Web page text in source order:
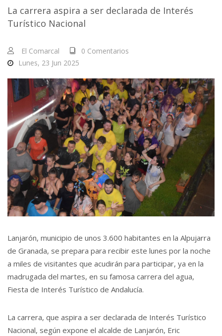
La carrera aspira a ser declarada de Interés
Turístico Nacional
El Comarcal
0 Comentarios
Lunes, 23 Jun 2025
Lanjarón, municipio de unos 3.600 habitantes en la Alpujarra
de Granada, se prepara para recibir este lunes por la noche
a miles de visitantes que acudirán para participar, ya en la
madrugada del martes, en su famosa carrera del agua,
Fiesta de Interés Turístico de Andalucía.
La carrera, que aspira a ser declarada de Interés Turístico
Nacional, según expone el alcalde de Lanjarón, Eric